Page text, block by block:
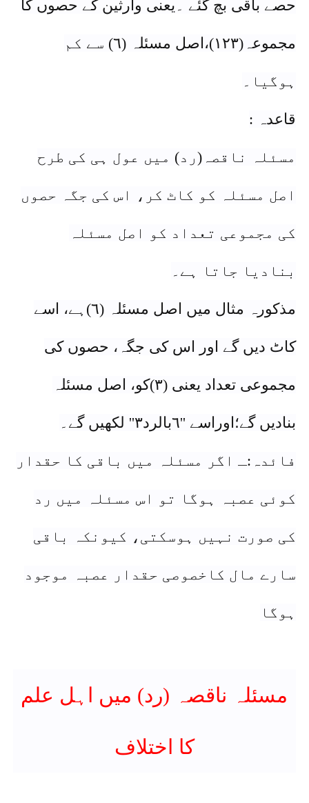
حصے باقی بچ گئے ۔یعنی وارثین کے حصوں کا
مجموعہ(١٢٣)،اصل مسئلہ (٦) سے کم
ہوگیا۔
قاعدہ :
مسئلہ ناقصہ(رد) میں عول ہی کی طرح
اصل مسئلہ کو کاٹ کر، اس کی جگہ حصوں
کی مجموعی تعداد کو اصل مسئلہ
بنادیا جاتا ہے۔
مذکورہ مثال میں اصل مسئلہ (٦)ہے، اسے
کاٹ دیں گے اور اس کی جگہ، حصوں کی
مجموعی تعداد یعنی (٣)کو، اصل مسئلہ
بنادیں گے؛اوراسے ''٦بالرد٣'' لکھیں گے۔
فائدہ:ـ اگر مسئلہ میں باقی کا حقدار
کوئی عصبہ ہوگا تو اس مسئلہ میں رد
کی صورت نہیں ہوسکتی، کیونکہ باقی
سارے مال کاخصوصی حقدار عصبہ موجود
ہوگا
مسئلہ ناقصہ (رد) میں اہل علم
کا اختلاف